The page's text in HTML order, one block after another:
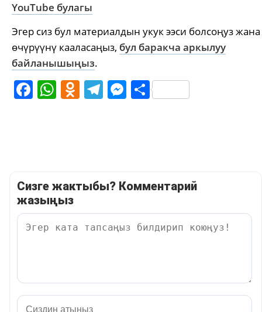
YouTube булагы
Эгер сиз бул материалдын укук ээси болсоңуз жана
өчүрүүнү кааласаңыз, бул баракча аркылуу
байланышыңыз.
Facebook
WhatsApp
Odnoklassniki
Telegram
Messenger
Share
Сизге жактыбы? Комментарий
жазыңыз